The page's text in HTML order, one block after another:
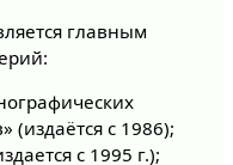
главным
(издаётся с 1986);
с 1995 г.);